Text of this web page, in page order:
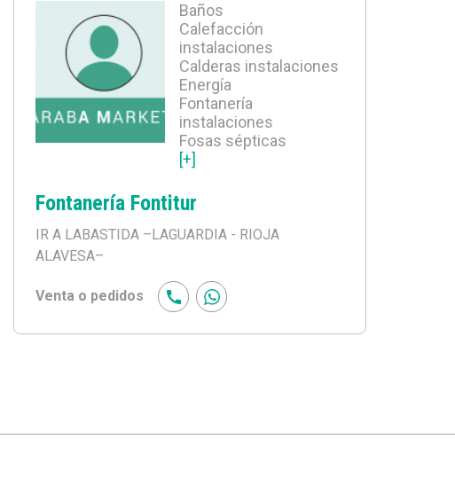
Baños
Calefacción
instalaciones
Calderas instalaciones
Energía
Fontanería
instalaciones
Fosas sépticas
[+]
Fontanería Fontitur
IR A LABASTIDA –LAGUARDIA - RIOJA
ALAVESA–
Venta o pedidos